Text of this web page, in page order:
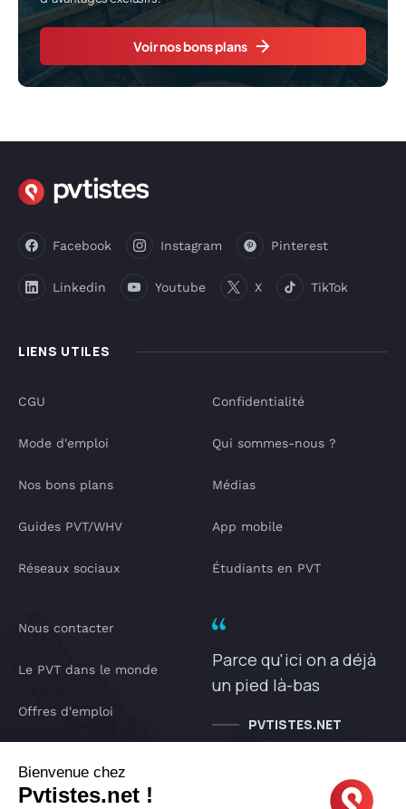
Voir nos bons plans
LIENS UTILES
Facebook Instagram Pinterest
Linkedin Youtube X TikTok
CGU
Mode d'emploi
Nos bons plans
Guides PVT/WHV
Réseaux sociaux
Confidentialité
Qui sommes-nous ?
Médias
App mobile
Étudiants en PVT
Nous contacter
Le PVT dans le monde
Offres d'emploi
IA pvtistes
Parce qu'ici on a déjà
un pied là-bas
PVTISTES.NET
Bienvenue chez
Pvtistes.net !